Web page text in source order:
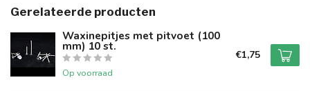
Gerelateerde producten
Waxinepitjes met pitvoet (100
mm) 10 st.
Op voorraad
€1,75